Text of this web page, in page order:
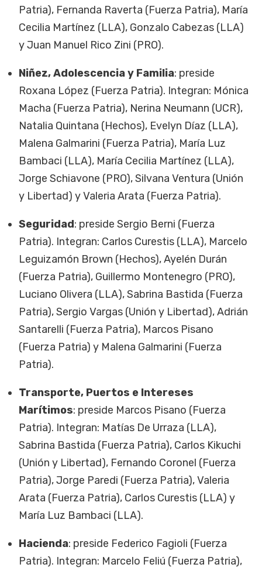
Patria), Fernanda Raverta (Fuerza Patria), María
Cecilia Martínez (LLA), Gonzalo Cabezas (LLA)
y Juan Manuel Rico Zini (PRO).
Niñez, Adolescencia y Familia: preside
Roxana López (Fuerza Patria). Integran: Mónica
Macha (Fuerza Patria), Nerina Neumann (UCR),
Natalia Quintana (Hechos), Evelyn Díaz (LLA),
Malena Galmarini (Fuerza Patria), María Luz
Bambaci (LLA), María Cecilia Martínez (LLA),
Jorge Schiavone (PRO), Silvana Ventura (Unión
y Libertad) y Valeria Arata (Fuerza Patria).
Seguridad: preside Sergio Berni (Fuerza
Patria). Integran: Carlos Curestis (LLA), Marcelo
Leguizamón Brown (Hechos), Ayelén Durán
(Fuerza Patria), Guillermo Montenegro (PRO),
Luciano Olivera (LLA), Sabrina Bastida (Fuerza
Patria), Sergio Vargas (Unión y Libertad), Adrián
Santarelli (Fuerza Patria), Marcos Pisano
(Fuerza Patria) y Malena Galmarini (Fuerza
Patria).
Transporte, Puertos e Intereses
Marítimos: preside Marcos Pisano (Fuerza
Patria). Integran: Matías De Urraza (LLA),
Sabrina Bastida (Fuerza Patria), Carlos Kikuchi
(Unión y Libertad), Fernando Coronel (Fuerza
Patria), Jorge Paredi (Fuerza Patria), Valeria
Arata (Fuerza Patria), Carlos Curestis (LLA) y
María Luz Bambaci (LLA).
Hacienda: preside Federico Fagioli (Fuerza
Patria). Integran: Marcelo Feliú (Fuerza Patria),